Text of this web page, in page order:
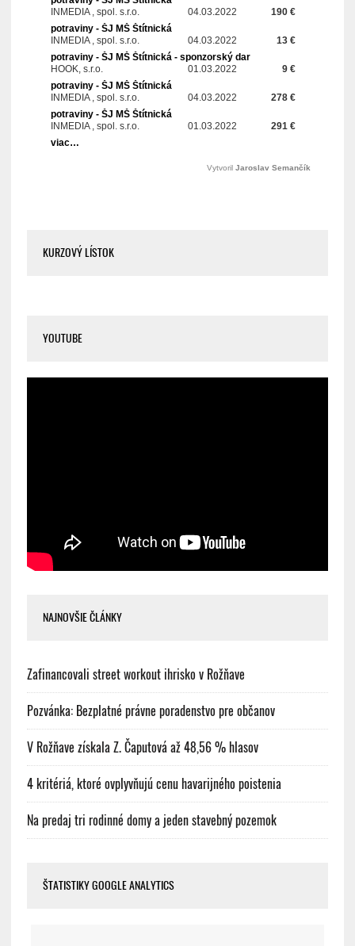
KURZOVÝ LÍSTOK
YOUTUBE
NAJNOVŠIE ČLÁNKY
Zafinancovali street workout ihrisko v Rožňave
Pozvánka: Bezplatné právne poradenstvo pre občanov
V Rožňave získala Z. Čaputová až 48,56 % hlasov
4 kritériá, ktoré ovplyvňujú cenu havarijného poistenia
Na predaj tri rodinné domy a jeden stavebný pozemok
ŠTATISTIKY GOOGLE ANALYTICS